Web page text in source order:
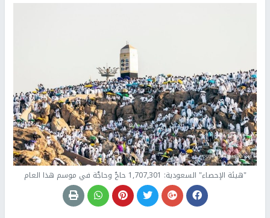
"هيئة الإحصاء" السعودية: 1,707,301 حاجّ وحاجَّة في موسم هذا العام